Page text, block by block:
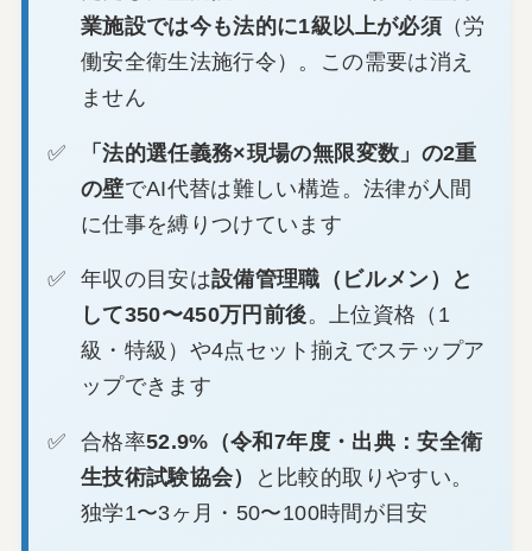
業施設では今も法的に1級以上が必須 （労
働安全衛生法施行令）。この需要は消え
ません
「法的選任義務×現場の無限変数」の2重
の壁でAI代替は難しい構造。法律が人間
に仕事を縛りつけています
年収の目安は設備管理職（ビルメン）と
して350〜450万円前後。上位資格（1
級・特級）や4点セット揃えでステップア
ップできます
合格率52.9%（令和7年度・出典：安全衛
生技術試験協会）
と比較的取りやすい。
独学1〜3ヶ月・50〜100時間が目安